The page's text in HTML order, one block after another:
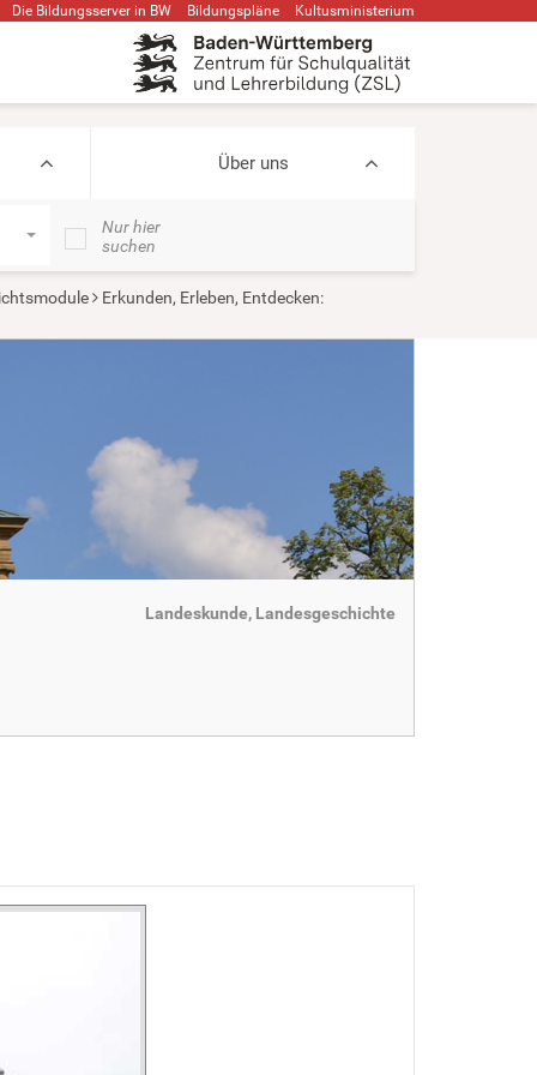
Die Bildungsserver in BW Bildungspläne Kultusministerium
Über uns
Nur hier
suchen
Erkunden, Erleben, Entdecken:
Landeskunde, Landesgeschichte